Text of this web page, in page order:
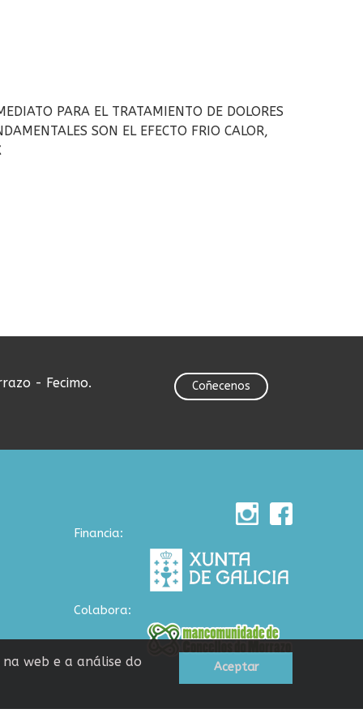
PARA EL TRATAMIENTO DE DOLORES
SON EL EFECTO FRIO CALOR,
- Fecimo. Coñecenos
Financia:
Colabora:
web e a análise do
Aceptar